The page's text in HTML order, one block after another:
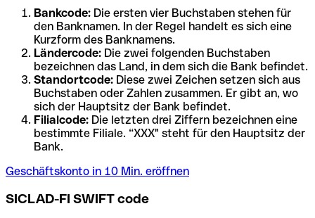
Bankcode: Die ersten vier Buchstaben stehen für
den Banknamen. In der Regel handelt es sich eine
Kurzform des Banknamens.
Ländercode: Die zwei folgenden Buchstaben
bezeichnen das Land, in dem sich die Bank befindet.
Standortcode: Diese zwei Zeichen setzen sich aus
Buchstaben oder Zahlen zusammen. Er gibt an, wo
sich der Hauptsitz der Bank befindet.
Filialcode: Die letzten drei Ziffern bezeichnen eine
bestimmte Filiale. “XXX" steht für den Hauptsitz der
Bank.
Geschäftskonto in 10 Min. eröffnen
SICLAD-FI SWIFT code